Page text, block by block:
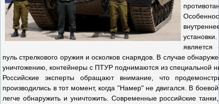
пуль стрелкового оружия и осколков снарядов. В случае
уничтожению, контейнеры с ПТУР поднимаются из специальной
Российские эксперты обращают внимание, что
производились в тот момент, когда "Намер" не двигался. В
легче обнаружить и уничтожить. Современные российские